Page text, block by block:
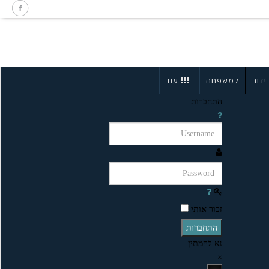
למשפחה עוד
התחברות
זכור אותי
התחברות
נא להמתין...
×